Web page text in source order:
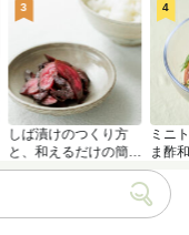
3
しば漬けのつくり方
と、和えるだけの簡単
アレンジレシピ
4
ミニ
ま酢